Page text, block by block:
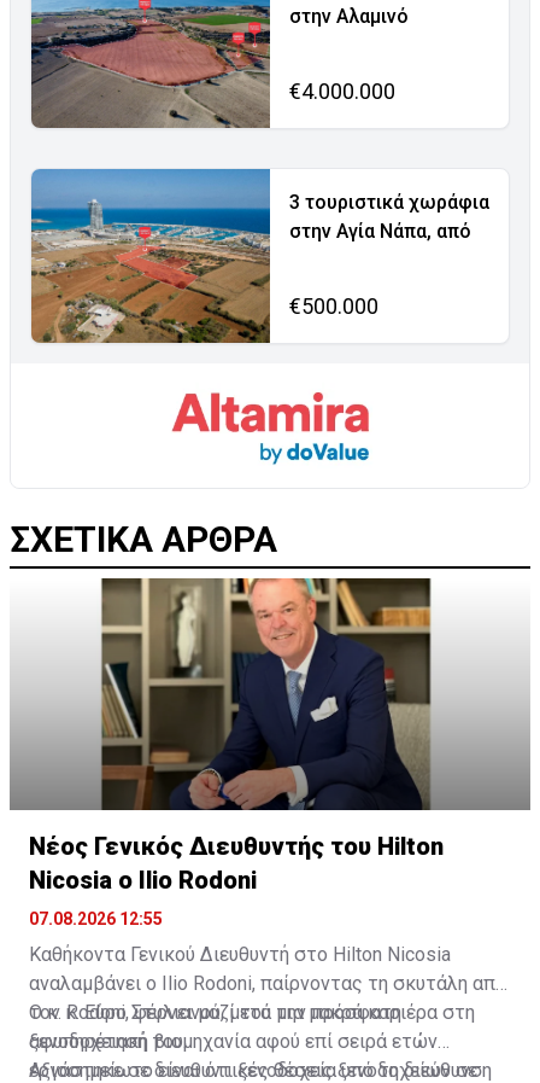
στην Αλαμινό
€4.000.000
3 τουριστικά χωράφια
στην Αγία Νάπα, από
€500.000
ΣΧΕΤΙΚΑ ΑΡΘΡΑ
Νέος Γενικός Διευθυντής του Hilton
Nicosia ο Ilio Rodoni
07.08.2026 12:55
Καθήκοντα Γενικού Διευθυντή στο Hilton Nicosia
αναλαμβάνει ο Ilio Rodoni, παίρνοντας τη σκυτάλη από
τον κ. Εύρο Στυλιανού, μετά την πρόσφατη
αφυπηρέτησή του.
Ο κ. Rodoni, φέρνει μαζί του μια μακρά καριέρα στη
ξενοδοχειακή βιομηχανία αφού επί σειρά ετών
εργάστηκε σε διευθυντικές θέσεις ξενοδοχείων σε
Αξιοσημείωτο είναι ότι ξενοδοχεία υπό τη διεύθυνση